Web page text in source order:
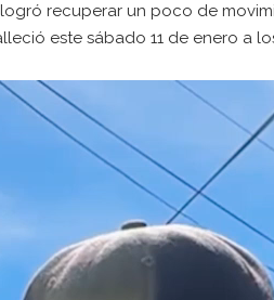
recuperar un poco de
este sábado 11 de enero a